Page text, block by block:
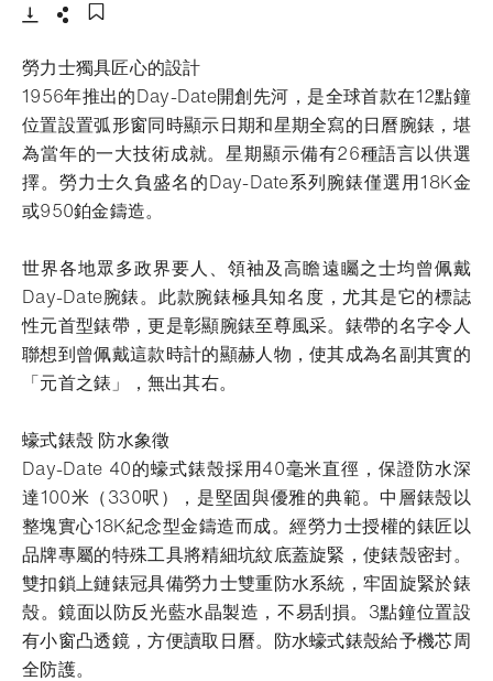
勞力士獨具匠心的設計
1956年推出的Day-Date開創先河，是全球首款在12點鐘
位置設置弧形窗同時顯示日期和星期全寫的日曆腕錶，堪
為當年的一大技術成就。星期顯示備有26種語言以供選
擇。勞力士久負盛名的Day-Date系列腕錶僅選用18K金
或950鉑金鑄造。
世界各地眾多政界要人、領袖及高瞻遠矚之士均曾佩戴
Day-Date腕錶。此款腕錶極具知名度，尤其是它的標誌
性元首型錶帶，更是彰顯腕錶至尊風采。錶帶的名字令人
聯想到曾佩戴這款時計的顯赫人物，使其成為名副其實的
「元首之錶」，無出其右。
蠔式錶殼 防水象徵
Day-Date 40的蠔式錶殼採用40毫米直徑，保證防水深
達100米（330呎），是堅固與優雅的典範。中層錶殼以
整塊實心18K紀念型金鑄造而成。經勞力士授權的錶匠以
品牌專屬的特殊工具將精細坑紋底蓋旋緊，使錶殼密封。
雙扣鎖上鏈錶冠具備勞力士雙重防水系統，牢固旋緊於錶
殼。鏡面以防反光藍水晶製造，不易刮損。3點鐘位置設
有小窗凸透鏡，方便讀取日曆。防水蠔式錶殼給予機芯周
全防護。